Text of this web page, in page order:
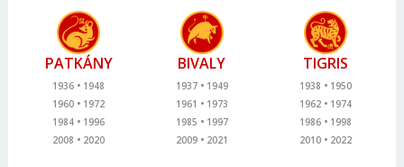
PATKÁNY
1936
1948
1960
1972
1984
1996
2008
2020
BIVALY
1937
1949
1961
1973
1985
1997
2009
2021
TIGRIS
1938
1950
1962
1974
1986
1998
2010
2022